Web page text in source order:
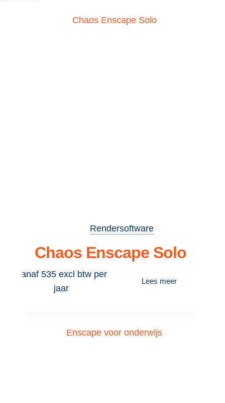
Rendersoftware
Chaos Enscape Solo
Vanaf 535 excl btw per
jaar
Lees meer